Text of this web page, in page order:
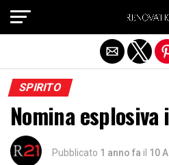
SPIRITO
Nomina esplosiva
Pubblicato 1 anno fa il 10
Exit mobile